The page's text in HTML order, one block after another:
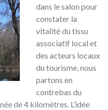
dans le salon pour
constater la
vitalité du tissu
associatif local et
des acteurs locaux
du tourisme, nous
partons en
contrebas du
de 4 kilomètres. L’idée